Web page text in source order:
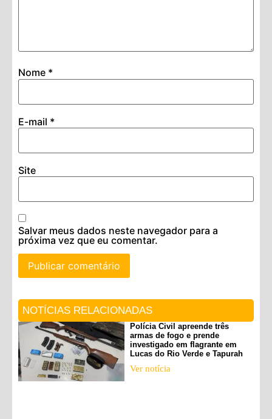
Nome *
E-mail *
Site
Salvar meus dados neste navegador para a
próxima vez que eu comentar.
NOTÍCIAS RELACIONADAS
Polícia Civil apreende três
armas de fogo e prende
investigado em flagrante em
Lucas do Rio Verde e Tapurah
Ver notícia